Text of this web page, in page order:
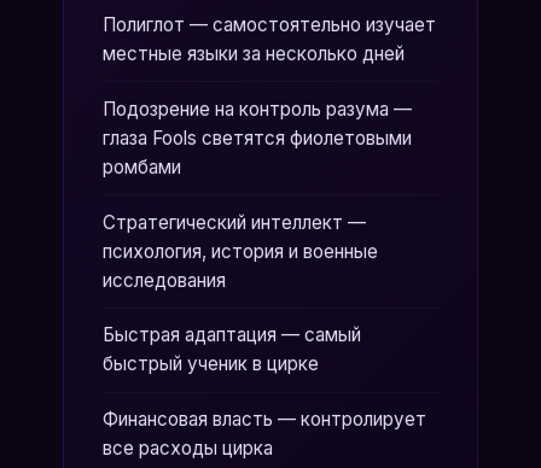
Полиглот — самостоятельно изучает
местные языки за несколько дней
Подозрение на контроль разума —
глаза Fools светятся фиолетовыми
ромбами
Стратегический интеллект —
психология, история и военные
исследования
Быстрая адаптация — самый
быстрый ученик в цирке
Финансовая власть — контролирует
все расходы цирка